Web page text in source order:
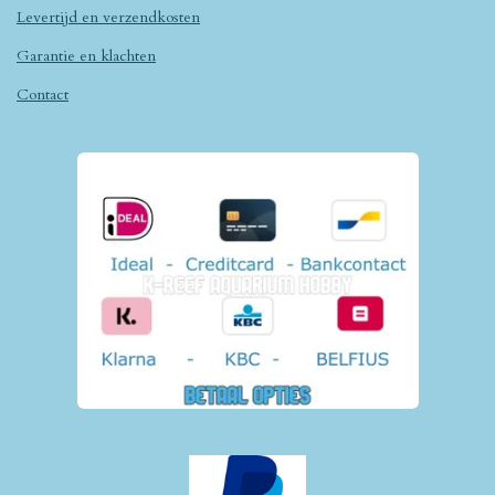
Levertijd en verzendkosten
Garantie en klachten
Contact